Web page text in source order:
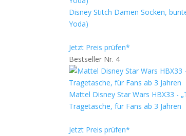
Disney Stitch Damen Socken,
Yoda)
Jetzt Preis prüfen*
Bestseller Nr. 4
Mattel Disney Star Wars HBX33 -
Tragetasche, für Fans ab 3 Jahren
Jetzt Preis prüfen*